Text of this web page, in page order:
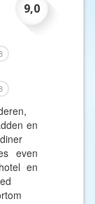
9,0
en
even
en